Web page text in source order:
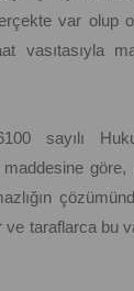
var olup
vasıtasıyla
sayılı
göre,
taraflarca bu